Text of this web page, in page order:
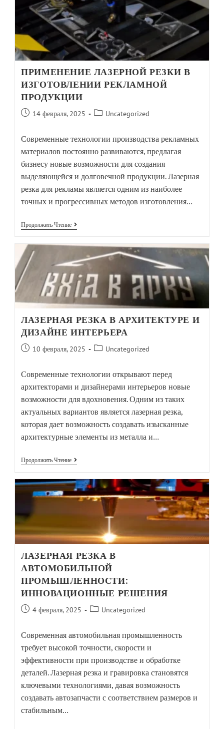
ПРИМЕНЕНИЕ ЛАЗЕРНОЙ РЕЗКИ В
ИЗГОТОВЛЕНИИ РЕКЛАМНОЙ
ПРОДУКЦИИ
14 февраля, 2025 Uncategorized
Современные технологии производства рекламных
материалов постоянно развиваются, предлагая
бизнесу новые возможности для создания
выделяющейся и долговечной продукции. Лазерная
резка для рекламы является одним из наиболее
точных и прогрессивных методов изготовления…
Продолжить Чтение
ЛАЗЕРНАЯ РЕЗКА В АРХИТЕКТУРЕ И
ДИЗАЙНЕ ИНТЕРЬЕРА
10 февраля, 2025 Uncategorized
Современные технологии открывают перед
архитекторами и дизайнерами интерьеров новые
возможности для вдохновения. Одним из таких
актуальных вариантов является лазерная резка,
которая дает возможность создавать изысканные
архитектурные элементы из металла и…
Продолжить Чтение
ЛАЗЕРНАЯ РЕЗКА В
АВТОМОБИЛЬНОЙ
ПРОМЫШЛЕННОСТИ:
ИННОВАЦИОННЫЕ РЕШЕНИЯ
4 февраля, 2025 Uncategorized
Современная автомобильная промышленность
требует высокой точности, скорости и
эффективности при производстве и обработке
деталей. Лазерная резка и гравировка становятся
ключевыми технологиями, давая возможность
создавать автозапчасти с соответствием размеров и
стабильным…